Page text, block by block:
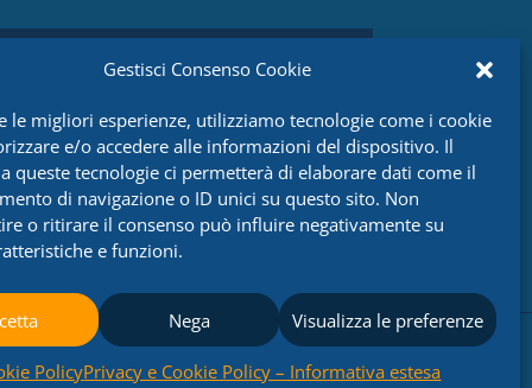
Gestisci Consenso Cookie
le migliori esperienze, utilizziamo tecnologie come i cookie
e/o accedere alle informazioni del dispositivo. Il
queste tecnologie ci permetterà di elaborare dati come il
di navigazione o ID unici su questo sito. Non
o ritirare il consenso può influire negativamente su
e funzioni.
Nega Visualizza le preferenze
PolicyPrivacy e Cookie Policy – Informativa estesa
 info@srcingegneria.it